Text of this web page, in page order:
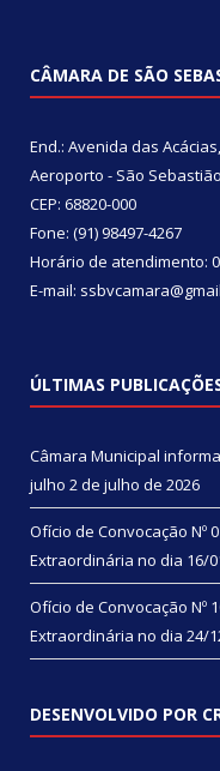
CÂMARA DE SÃO
End.: Avenida das
Aeroporto - São
CEP: 68820-000
Fone: (91) 98497-4267
Horário de atendimento:
E-mail:
ÚLTIMAS
Câmara Municipal
julho 2 de julho de 2026
Ofício de Convocação Nº
Extraordinária no dia 16/
Ofício de Convocação Nº
Extraordinária no dia 24/
DESENVOLVIDO POR